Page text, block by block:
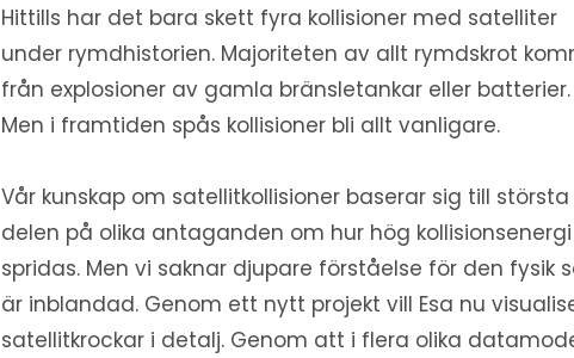
Hittills har det bara skett fyra kollisioner med satelliter
under rymdhistorien. Majoriteten av allt rymdskrot
från explosioner av gamla bränsletankar eller batterier.
Men i framtiden spås kollisioner bli allt vanligare.
Vår kunskap om satellitkollisioner baserar sig till största
delen på olika antaganden om hur hög kollisionsenergi
spridas. Men vi saknar djupare förståelse för den fysik
är inblandad. Genom ett nytt projekt vill Esa nu
satellitkrockar i detalj. Genom att i flera olika